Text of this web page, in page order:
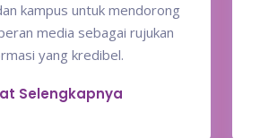
kampus untuk mendorong
media sebagai rujukan
yang kredibel.
Selengkapnya